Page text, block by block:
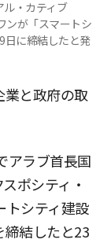
ル・カティブ
ンが「スマートシ
日に締結したと発
業と政府の取
アラブ首長国
ポシティ・
トシティ建設
締結したと23